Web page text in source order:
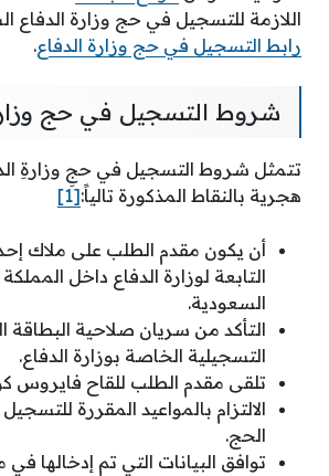
اللازمة للتسجيل في حج وزارة الدفاع
رابط التسجيل في حج وزارة الدفاع.
شروط التسجيل في حج
تتمثل شروط التسجيل في حجِ وزارةِ
هجرية بالنقاط المذكورة تالياً:[1]
أن يكون مقدم الطلب على ملاك
التابعة لوزارة الدفاع داخل
السعودية.
التأكد من سريان صلاحية
التسجيلية الخاصة بوزارة الدفاع.
تلقى مقدم الطلب للقاح فايروس
الالتزام بالمواعيد المقررة
الحج.
توافق البيانات التي تم إدخالها